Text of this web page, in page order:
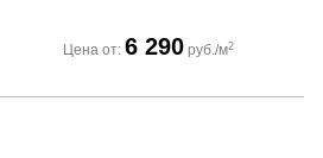
Цена от: 6 290 руб./м2